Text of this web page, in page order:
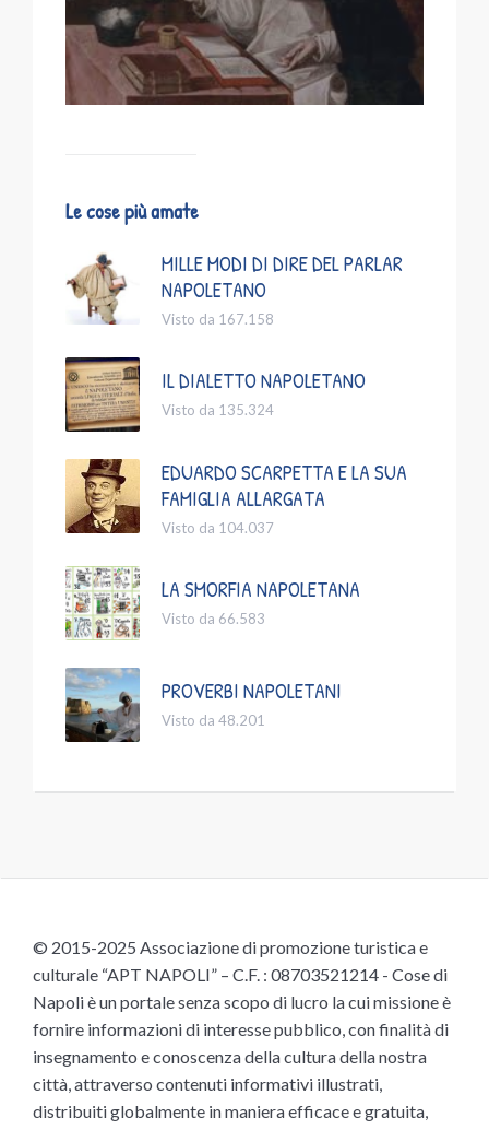
Le cose più amate
MILLE MODI DI DIRE DEL PARLAR
NAPOLETANO
Visto da 167.158
IL DIALETTO NAPOLETANO
Visto da 135.324
EDUARDO SCARPETTA E LA SUA
FAMIGLIA ALLARGATA
Visto da 104.037
LA SMORFIA NAPOLETANA
Visto da 66.583
PROVERBI NAPOLETANI
Visto da 48.201
© 2015-2025 Associazione di promozione turistica e
culturale “APT NAPOLI” – C.F. : 08703521214 - Cose di
Napoli è un portale senza scopo di lucro la cui missione è
fornire informazioni di interesse pubblico, con finalità di
insegnamento e conoscenza della cultura della nostra
città, attraverso contenuti informativi illustrati,
distribuiti globalmente in maniera efficace e gratuita,